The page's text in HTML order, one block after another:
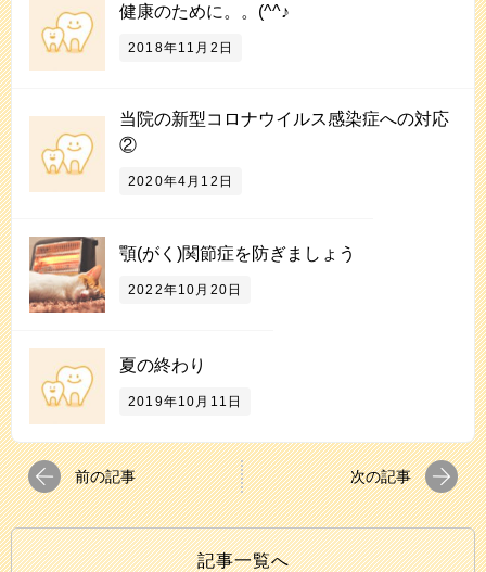
健康のために。。(^^♪
2018年11月2日
当院の新型コロナウイルス感染症への対応
②
2020年4月12日
顎(がく)関節症を防ぎましょう
2022年10月20日
夏の終わり
2019年10月11日
前の記事 次の記事
記事一覧へ